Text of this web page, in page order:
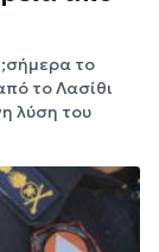
;σήμερα το
το Λασίθι
λύση του